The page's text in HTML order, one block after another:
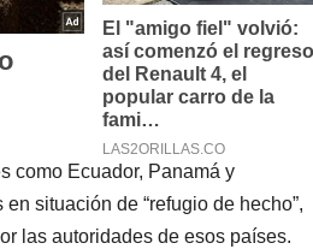
como Ecuador, Panamá y
situación de “refugio de hecho”,
las autoridades de esos países.